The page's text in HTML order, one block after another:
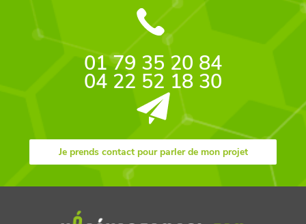
01 79 35 20 84
04 22 52 18 30
Je prends contact pour parler de mon projet